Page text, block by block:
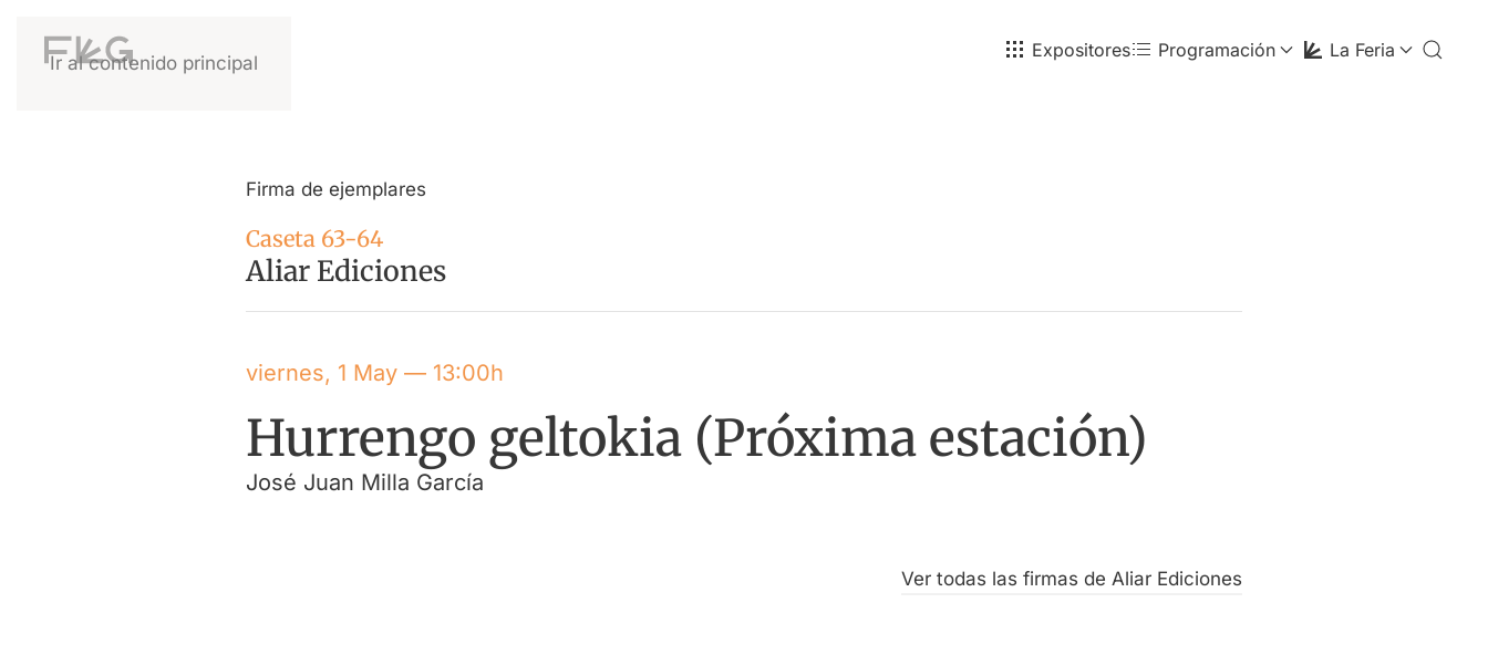
Ir al contenido principal
Expositores Programación La Feria
Firma de ejemplares
Caseta 63-64
Aliar Ediciones
viernes, 1 May — 13:00h
Hurrengo geltokia (Próxima estación)
José Juan Milla García
Ver todas las firmas de Aliar Ediciones